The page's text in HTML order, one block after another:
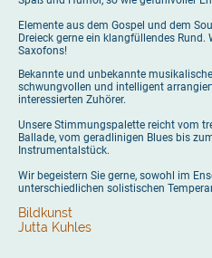
Elemente aus dem Gospel und dem
Dreieck gerne ein klangfüllendes Rund.
Saxofons!
Bekannte und unbekannte
schwungvollen und intelligent
interessierten Zuhörer.
Unsere Stimmungspalette reicht vom
Ballade, vom geradlinigen Blues bis
Instrumentalstück.
Wir begeistern Sie gerne, sowohl im
unterschiedlichen solistischen
Bildkunst
Jutta Kuhles